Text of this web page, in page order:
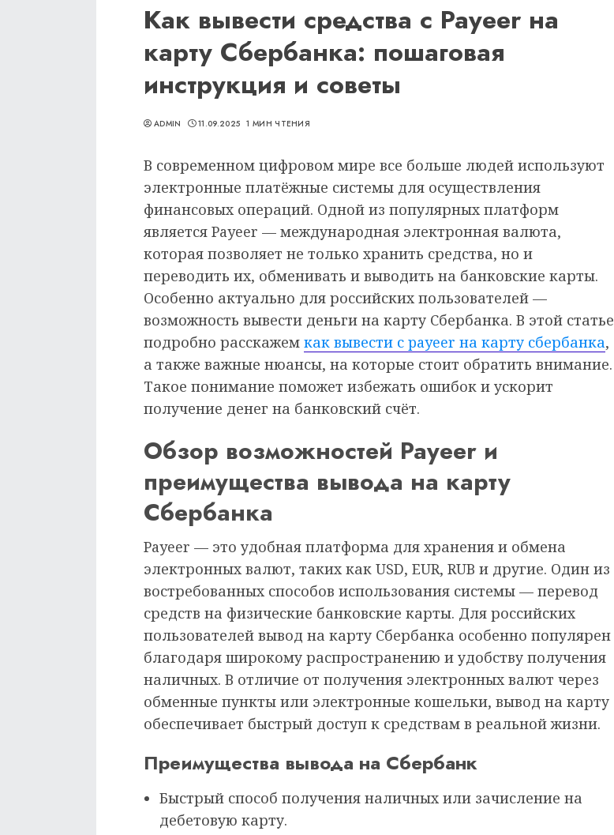
Как вывести средства с Payeer на
карту Сбербанка: пошаговая
инструкция и советы
ADMIN 11.09.2025 1 МИН ЧТЕНИЯ
В современном цифровом мире все больше людей используют
электронные платёжные системы для осуществления
финансовых операций. Одной из популярных платформ
является Payeer — международная электронная валюта,
которая позволяет не только хранить средства, но и
переводить их, обменивать и выводить на банковские карты.
Особенно актуально для российских пользователей —
возможность вывести деньги на карту Сбербанка. В этой статье
подробно расскажем как вывести с payeer на карту сбербанка,
а также важные нюансы, на которые стоит обратить внимание.
Такое понимание поможет избежать ошибок и ускорит
получение денег на банковский счёт.
Обзор возможностей Payeer и
преимущества вывода на карту
Сбербанка
Payeer — это удобная платформа для хранения и обмена
электронных валют, таких как USD, EUR, RUB и другие. Один из
востребованных способов использования системы — перевод
средств на физические банковские карты. Для российских
пользователей вывод на карту Сбербанка особенно популярен
благодаря широкому распространению и удобству получения
наличных. В отличие от получения электронных валют через
обменные пункты или электронные кошельки, вывод на карту
обеспечивает быстрый доступ к средствам в реальной жизни.
Преимущества вывода на Сбербанк
Быстрый способ получения наличных или зачисление на
дебетовую карту.